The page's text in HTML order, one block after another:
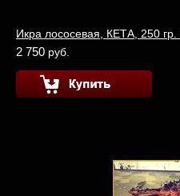
Икра лососевая, КЕТА, 250 гр.
2 750 руб.